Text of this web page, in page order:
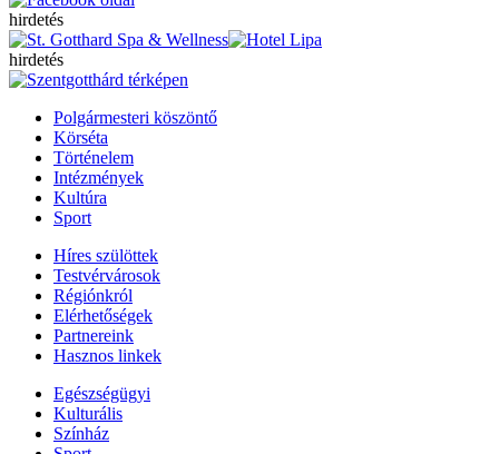
hirdetés
hirdetés
Polgármesteri köszöntő
Körséta
Történelem
Intézmények
Kultúra
Sport
Híres szülöttek
Testvérvárosok
Régiónkról
Elérhetőségek
Partnereink
Hasznos linkek
Egészségügyi
Kulturális
Színház